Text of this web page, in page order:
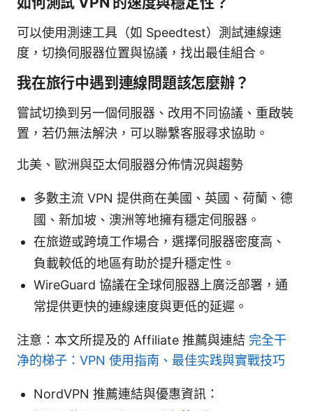
可以使用測速工具（如 Speedtest）測試連線速
度，切換伺服器位置與協議，找出最佳組合。
我在旅行中遇到連線問題該怎麼辦？
嘗試切換到另一個伺服器、改用不同協議、重啟裝
置，若仍無法解決，可以聯繫客服尋求協助。
北美、歐洲與亞太伺服器分佈情況與趨勢
多數主流 VPN 提供商在美國、英國、荷蘭、德
國、新加坡、澳洲等地擁有穩定伺服器。
在旅遊或跨境工作場合，選擇伺服器密度高、
負載較低的地區有助於提升穩定性。
WireGuard 協議在全球伺服器上廣泛部署，通
常提供更快的連線速度與更低的延遲。
注意：本文所提及的 Affiliate 推薦與連結 完全干
净的梯子：VPN 使用指南、最佳实践與實戰技巧
NordVPN 推薦連結與優惠資訊：